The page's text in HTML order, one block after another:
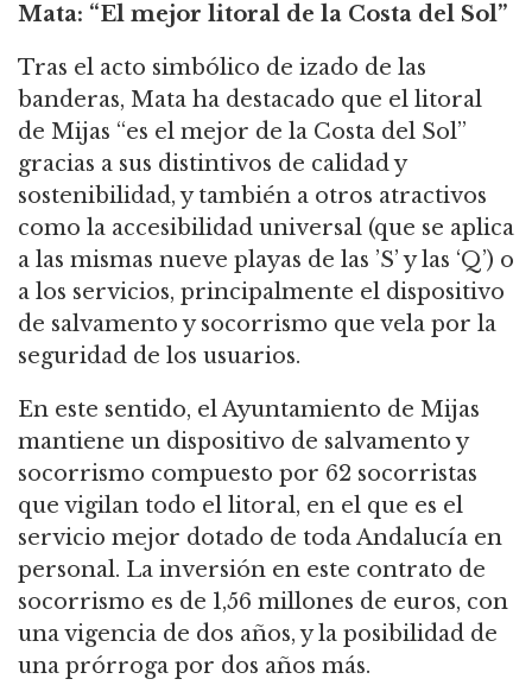
Mata: “El mejor litoral de la Costa del Sol”
Tras el acto simbólico de izado de las
banderas, Mata ha destacado que el litoral
de Mijas “es el mejor de la Costa del Sol”
gracias a sus distintivos de calidad y
sostenibilidad, y también a otros atractivos
como la accesibilidad universal (que se aplica
a las mismas nueve playas de las ’S’ y las ‘Q’) o
a los servicios, principalmente el dispositivo
de salvamento y socorrismo que vela por la
seguridad de los usuarios.
En este sentido, el Ayuntamiento de Mijas
mantiene un dispositivo de salvamento y
socorrismo compuesto por 62 socorristas
que vigilan todo el litoral, en el que es el
servicio mejor dotado de toda Andalucía en
personal. La inversión en este contrato de
socorrismo es de 1,56 millones de euros, con
una vigencia de dos años, y la posibilidad de
una prórroga por dos años más.